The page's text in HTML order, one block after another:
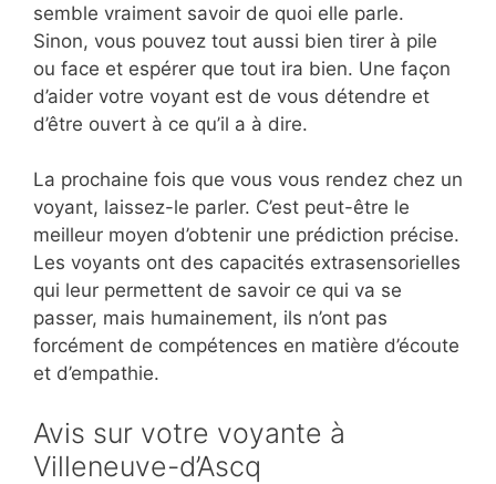
semble vraiment savoir de quoi elle parle.
Sinon, vous pouvez tout aussi bien tirer à pile
ou face et espérer que tout ira bien. Une façon
d’aider votre voyant est de vous détendre et
d’être ouvert à ce qu’il a à dire.
La prochaine fois que vous vous rendez chez un
voyant, laissez-le parler. C’est peut-être le
meilleur moyen d’obtenir une prédiction précise.
Les voyants ont des capacités extrasensorielles
qui leur permettent de savoir ce qui va se
passer, mais humainement, ils n’ont pas
forcément de compétences en matière d’écoute
et d’empathie.
Avis sur votre voyante à
Villeneuve-d’Ascq